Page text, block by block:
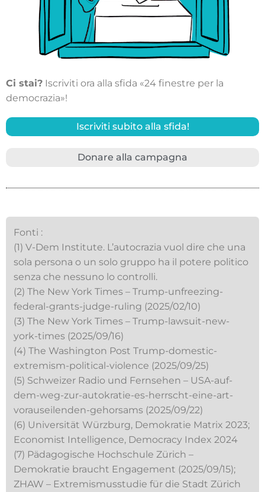
Ci stai? Iscriviti ora alla sfida «24 finestre per la
democrazia»!
Iscriviti subito alla sfida!
Donare alla campagna
Fonti :
(1) V-Dem Institute. L’autocrazia vuol dire che una
sola persona o un solo gruppo ha il potere politico
senza che nessuno lo controlli.
(2) The New York Times – Trump-unfreezing-
federal-grants-judge-ruling (2025/02/10)
(3) The New York Times – Trump-lawsuit-new-
york-times (2025/09/16)
(4) The Washington Post Trump-domestic-
extremism-political-violence (2025/09/25)
(5) Schweizer Radio und Fernsehen – USA-auf-
dem-weg-zur-autokratie-es-herrscht-eine-art-
vorauseilenden-gehorsams (2025/09/22)
(6) Universität Würzburg, Demokratie Matrix 2023;
Economist Intelligence, Democracy Index 2024
(7) Pädagogische Hochschule Zürich –
Demokratie braucht Engagement (2025/09/15);
ZHAW – Extremismusstudie für die Stadt Zürich